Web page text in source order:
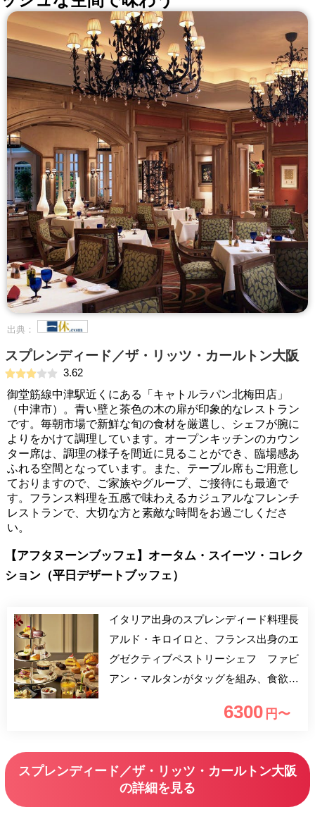
出典：
スプレンディード／ザ・リッツ・カールトン大阪
3.62
御堂筋線中津駅近くにある「キャトルラパン北梅田店」
（中津市）。青い壁と茶色の木の扉が印象的なレストラン
です。毎朝市場で新鮮な旬の食材を厳選し、シェフが腕に
よりをかけて調理しています。オープンキッチンのカウン
ター席は、調理の様子を間近に見ることができ、臨場感あ
ふれる空間となっています。また、テーブル席もご用意し
ておりますので、ご家族やグループ、ご接待にも最適で
す。フランス料理を五感で味わえるカジュアルなフレンチ
レストランで、大切な方と素敵な時間をお過ごしくださ
い。
【アフタヌーンブッフェ】オータム・スイーツ・コレク
ション（平日デザートブッフェ）
イタリア出身のスプレンディード料理長
アルド・キロイロと、フランス出身のエ
グゼクティブペストリーシェフ ファビ
アン・マルタンがタッグを組み、食欲の
をアフタヌーンティースタンド＆ブッフ
チョコレートを使ったアイテムをお楽し
み下さい。
6300 円〜
スプレンディード／ザ・リッツ・カールトン大阪
の詳細を見る